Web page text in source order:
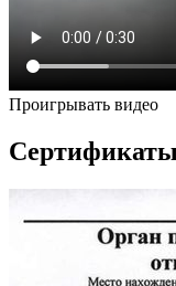
Проигрывать видео